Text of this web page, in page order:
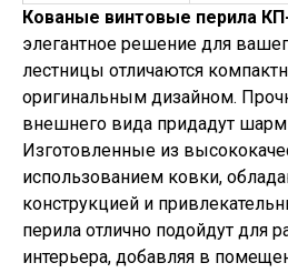
Кованые винтовые перила
элегантное решение для
лестницы отличаются
оригинальным дизайном.
внешнего вида придадут
Изготовленные из
использованием ковки,
конструкцией и
перила отлично подойдут для
интерьера, добавляя в